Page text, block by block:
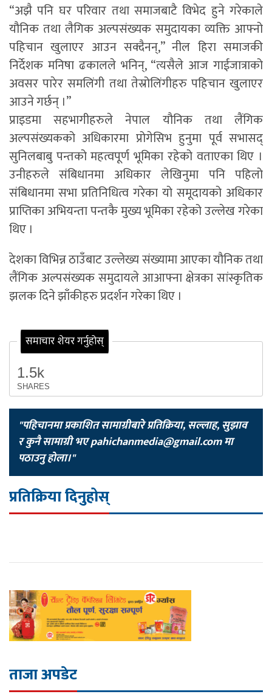
“अझै पनि घर परिवार तथा समाजबाटै विभेद हुने गरेकाले
यौनिक तथा लैगिक अल्पसंख्यक समुदायका व्यक्ति आफ्नो
पहिचान खुलाएर आउन सक्दैनन्,” नील हिरा समाजकी
निर्देशक मनिषा ढकालले भनिन्, “त्यसैले आज गाईजात्राको
अवसर पारेर समलिंगी तथा तेस्रोलिंगीहरु पहिचान खुलाएर
आउने गर्छन् ।”
प्राइडमा सहभागीहरुले नेपाल यौनिक तथा लैंगिक
अल्पसंख्यकको अधिकारमा प्रोगेसिभ हुनुमा पूर्व सभासद्
सुनिलबाबु पन्तको महत्वपूर्ण भूमिका रहेको वताएका थिए ।
उनीहरुले संबिधानमा अधिकार लेखिनुमा पनि पहिलो
संबिधानमा सभा प्रतिनिधित्व गरेका यो समूदायको अधिकार
प्राप्तिका अभियन्ता पन्तकै मुख्य भूमिका रहेको उल्लेख गरेका
थिए ।
देशका विभिन्न ठाउँबाट उल्लेख्य संख्यामा आएका यौनिक तथा
लैंगिक अल्पसंख्यक समुदायले आआफ्ना क्षेत्रका सांस्कृतिक
झलक दिने झाँकीहरु प्रदर्शन गरेका थिए ।
समाचार शेयर गर्नुहोस्
1.5k
SHARES
"पहिचानमा प्रकाशित सामाग्रीबारे प्रतिक्रिया, सल्लाह, सुझाव
र कुनै सामाग्री भएpahichanmedia@gmail.comमा
पठाउनु होला।"
प्रतिक्रिया दिनुहोस्
ताजा अपडेट